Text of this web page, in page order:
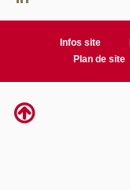
Infos site
Plan de site